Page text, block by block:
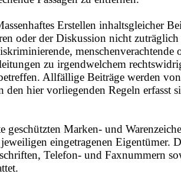
Erstellen inhaltsgleicher
oder der Diskussion nicht
menschenverachtende
zu irgendwelchem
Allfällige Beiträge werden
hier vorliegenden Regeln erfasst
Marken- und
eingetragenen Eigentümer.
Telefon- und Faxnummern